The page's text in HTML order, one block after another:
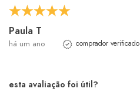
Paula T
há um ano comprador verificado
esta avaliação foi útil?